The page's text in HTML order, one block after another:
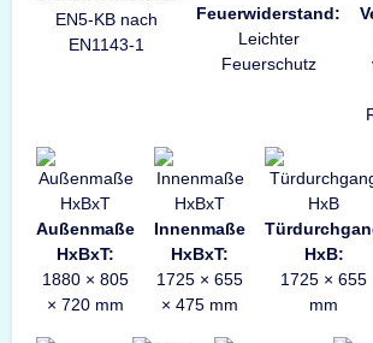
EN5-KB nach
EN1143-1
Feuerwiderstand:
Leichter
Feuerschutz
Außenmaße
HxBxT:
1880 × 805
× 720 mm
Innenmaße
HxBxT:
1725 × 655
× 475 mm
HxB:
1725 × 655
mm